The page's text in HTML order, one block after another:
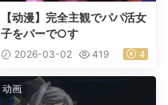
【动漫】完全主観でパパ活女
子をバーで○す
2026-03-02 419 4
动画